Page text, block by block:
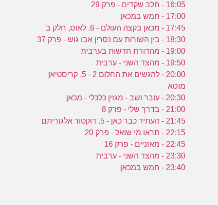
16:05 - חלב שקדים - פרק 29
17:00 - חמש במכאן
17:45 - מכאן בקצה העולם - 6. לאוס, חלק ב'
18:30 - בין השורות עם נסרין אבו גוש - פרק 37
19:00 - מהדורת חדשות בערבית
19:50 - מהצד השני - ערבית
20:00 - להגשים את החלום 2 - 5. קריסטיאן
מוסא
20:30 - עובר ושב - מגזין כלכלי - מכאן
21:00 - בדרך שלי - פרק 8
21:45 - העתיד כבר כאן - 5. דוקטור אלגוריתם
22:15 - תראו מי שואל - פרק 20
22:45 - מאזניים - פרק 16
23:30 - מהצד השני - ערבית
23:40 - חמש במכאן